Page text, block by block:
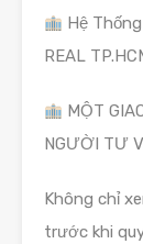
Hệ
REAL
MỘT
NGƯỜI TƯ
Không chỉ
trước khi